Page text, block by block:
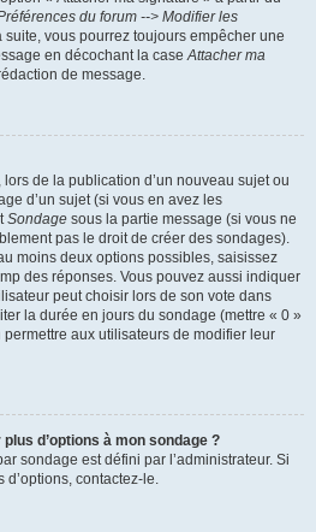
du forum --> Modifier les
suite, vous pourrez toujours empêcher une
en décochant la caseAttacher ma
de message.
de la publication d’un nouveau sujet ou
d’un sujet (si vous en avez les
Sondage sous la partie message (si vous ne
pas le droit de créer des sondages).
moins deux options possibles, saisissez
des réponses. Vous pouvez aussi indiquer
peut choisir lors de son vote dans
la durée en jours du sondage (mettre « 0 »
aux utilisateurs de modifier leur
d’options à mon sondage ?
sondage est défini par l’administrateur. Si
d’options, contactez-le.